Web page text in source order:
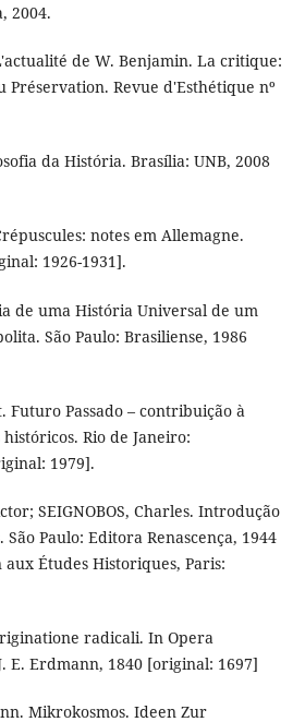
2004.
de W. Benjamin. La critique:
Préservation. Revue d'Esthétique nº
da História. Brasília: UNB, 2008
notes em Allemagne.
1926-1931].
de uma História Universal de um
São Paulo: Brasiliense, 1986
Futuro Passado – contribuição à
Rio de Janeiro:
1979].
SEIGNOBOS, Charles. Introdução
São Paulo: Editora Renascença, 1944
Études Historiques, Paris:
radicali. In Opera
E. Erdmann, 1840 [original: 1697]
Mikrokosmos. Ideen Zur